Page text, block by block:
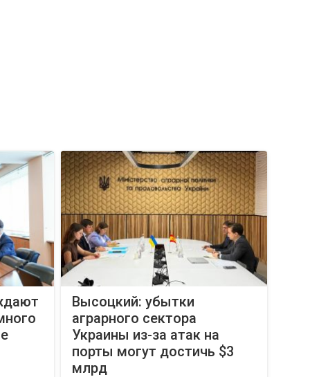
Высоцкий: убытки
аграрного сектора
Украины из-за атак на
порты могут достичь $3
млрд